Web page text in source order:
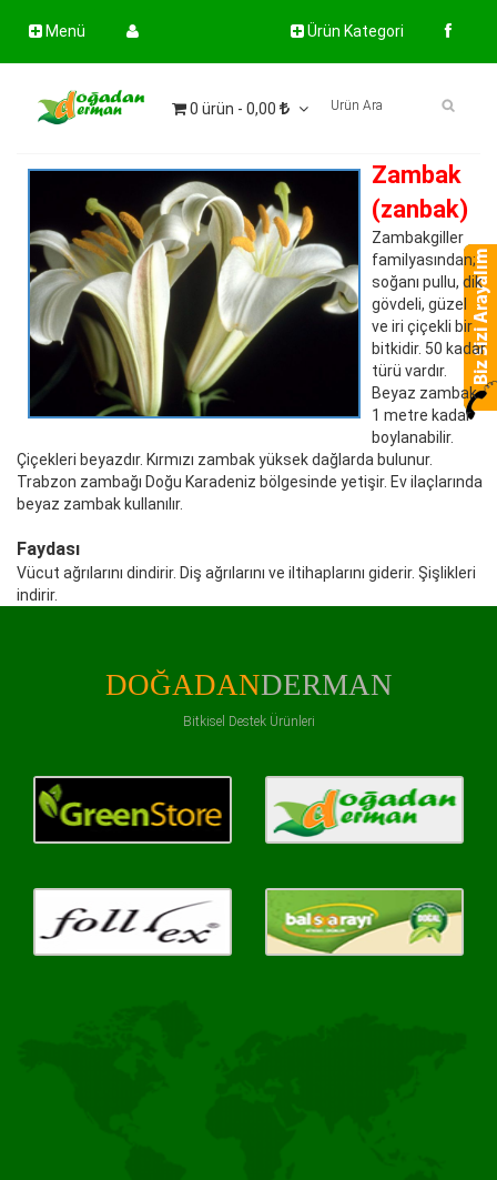
Menü Ürün Kategori
0 ürün - 0,00
Zambak
(zanbak)
Zambakgiller
familyasından;
soğanı pullu, dik
gövdeli, güzel
ve iri çiçekli bir
bitkidir. 50 kadar
türü vardır.
Beyaz zambak
1 metre kadar
boylanabilir.
Çiçekleri beyazdır. Kırmızı zambak yüksek dağlarda bulunur.
Trabzon zambağı Doğu Karadeniz bölgesinde yetişir. Ev ilaçlarında
beyaz zambak kullanılır.
Faydası
Vücut ağrılarını dindirir. Diş ağrılarını ve iltihaplarını giderir. Şişlikleri
indirir.
DOĞADANDERMAN
Bitkisel Destek Ürünleri